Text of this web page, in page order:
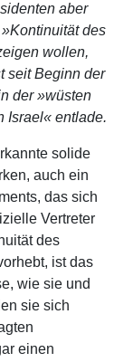
aber
des
wollen,
seit Beginn der
der »wüsten
Israel« entlade.
solide
auch ein
das sich
Vertreter
des
ist das
wie sie und
sie sich
einen